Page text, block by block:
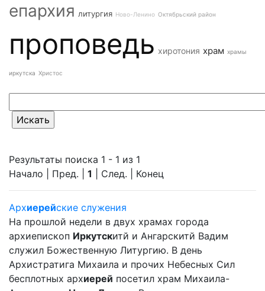
епархия литургия Ново-Ленино Октябрьский район
проповедь хиротония храм храмы
иркутска Христос
Результаты поиска 1 - 1 из 1
Начало | Пред. | 1 | След. | Конец
Архиерейские служения
На прошлой недели в двух храмах города
архиепископ Иркутскитй и Ангарскитй Вадим
служил Божественную Литургию. В день
Архистратига Михаила и прочих Небесных Сил
бесплотных архиерей посетил храм Михаила-